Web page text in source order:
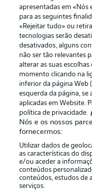
Publicidade
Gerir preferências
Trabalhe conosco
Contato
apresentadas em «Nós
para as seguintes
«Rejeitar tudo» ou
tecnologias serão
desativados, alguns
não ser tão relevantes
alterar as suas
momento clicando na
inferior da página Web
esquerda da página, se
aplicadas em Website.
política de privacidade.
Nós e os nossos
fornecermos:
Utilizar dados de
as características do
e/ou aceder a
conteúdos
conteúdos, estudos de
serviços.